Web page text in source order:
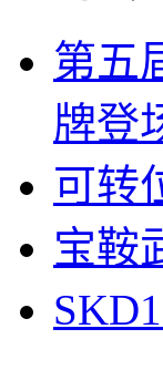
第五
牌登
可转
宝鞍